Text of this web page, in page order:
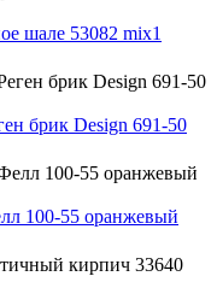
шале 53082 mix1
брик Design 691-50
100-55 оранжевый